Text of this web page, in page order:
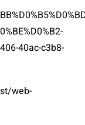
40ac-c3b8-
web-